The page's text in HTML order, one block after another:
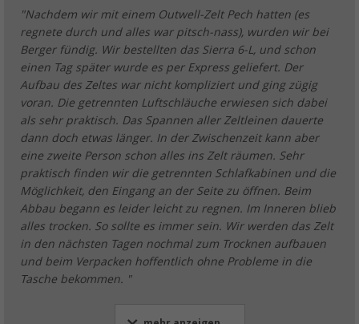
"Nachdem wir mit einem Outwell-Zelt Pech hatten (es
regnete durch und alles war pitsch-nass), wurden wir bei
Berger fündig. Wir bestellten das Sierra 6-L, und schon
einen Tag später wurde es per Express geliefert. Der
Aufbau des Zeltes war nicht kompliziert und ging zügig
voran. Die getrennten Luftschläuche erwiesen sich dabei
als sehr praktisch. Das Spannen aller Zeltleinen dauerte
dann doch etwas länger. In der Zwischenzeit kann aber
eine zweite Person schon alles ins Zelt räumen. Sehr
praktisch finden wir die getrennten Schlafkabinen und die
Möglichkeit, den Eingang an der Seite zu öffnen. Beim
Abbau begann es leider leicht zu regnen. Im Inneren blieb
alles trocken. So sollte es immer sein. Wir werden das Zelt
in den nächsten Tagen nochmal zum Trocknen aufbauen
und beim Verpacken hoffentlich ohne Probleme in die
Tasche bekommen. "